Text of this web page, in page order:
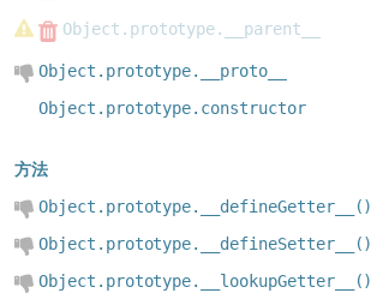
Object.prototype.__parent__
Object.prototype.__proto__
Object.prototype.constructor
方法
Object.prototype.__defineGetter__()
Object.prototype.__defineSetter__()
Object.prototype.__lookupGetter__()